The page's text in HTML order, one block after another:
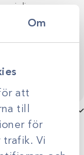
Om
att
till
för
trafik. Vi
vi dig
just er